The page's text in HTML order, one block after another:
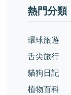
熱門分類
環球旅遊
舌尖旅行
貓狗日記
植物百科